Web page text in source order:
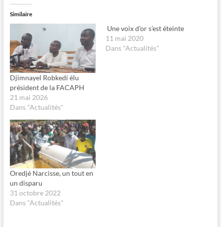
e
z
p
o
r
p
a
r
t
a
g
e
r
s
u
r
a
c
e
b
o
o
k
(
o
u
v
r
e
d
o
p
a
r
t
a
g
e
r
r
(
o
u
v
r
e
d
a
n
s
n
e
n
Similaire
Djimnayel Robkedi élu
président de la FACAPH
21 mai 2026
Dans "Actualités"
Une voix d’or s’est éteinte
11 mai 2020
Dans "Actualités"
Oredjé Narcisse, un tout en
un disparu
31 octobre 2022
Dans "Actualités"